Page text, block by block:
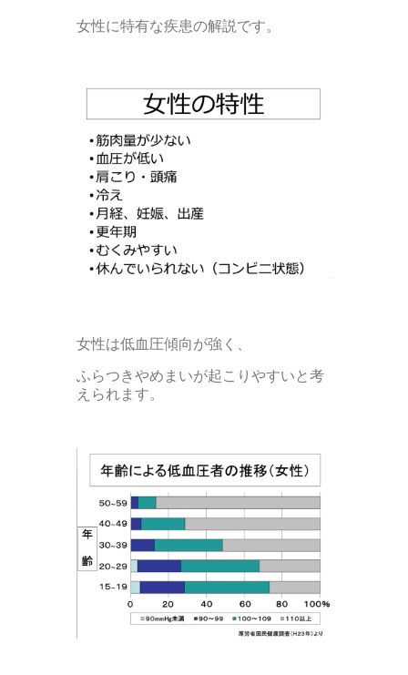
女性に特有な疾患の解説です。
女性は低血圧傾向が強く、
ふらつきやめまいが起こりやすいと考
えられます。